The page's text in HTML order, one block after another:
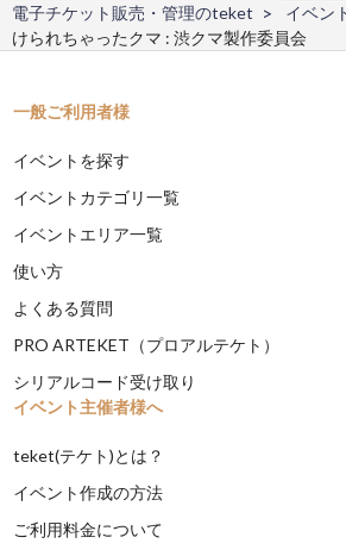
電子チケット販売・管理のteket イベン
けられちゃったクマ : 渋クマ製作委員会
一般ご利用者様
イベントを探す
イベントカテゴリ一覧
イベントエリア一覧
使い方
よくある質問
PRO ARTEKET（プロアルテケト）
シリアルコード受け取り
イベント主催者様へ
teket(テケト)とは？
イベント作成の方法
ご利用料金について